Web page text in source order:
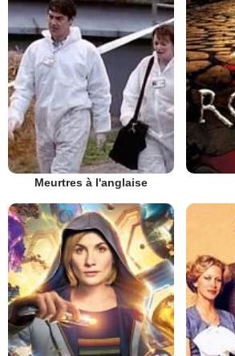
Meurtres à l'anglaise